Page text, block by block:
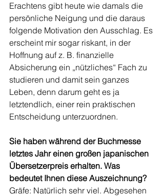
Erachtens gibt heute wie damals die
persönliche Neigung und die daraus
folgende Motivation den Ausschlag. Es
erscheint mir sogar riskant, in der
Hoffnung auf z. B. finanzielle
Absicherung ein „nützliches“ Fach zu
studieren und damit sein ganzes
Leben, denn darum geht es ja
letztendlich, einer rein praktischen
Entscheidung unterzuordnen.
Sie haben während der Buchmesse
letztes Jahr einen großen japanischen
Übersetzerpreis erhalten. Was
bedeutet Ihnen diese Auszeichnung?
Gräfe: Natürlich sehr viel. Abgesehen